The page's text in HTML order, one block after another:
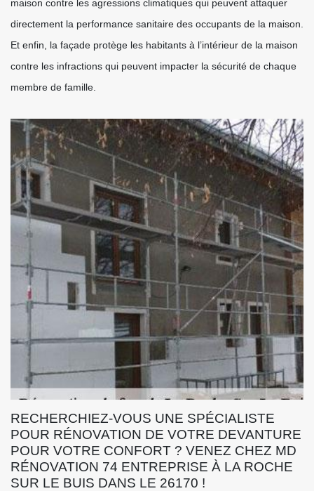
maison contre les agressions climatiques qui peuvent attaquer
directement la performance sanitaire des occupants de la maison.
Et enfin, la façade protège les habitants à l’intérieur de la maison
contre les infractions qui peuvent impacter la sécurité de chaque
membre de famille.
RECHERCHIEZ-VOUS UNE SPÉCIALISTE
POUR RÉNOVATION DE VOTRE DEVANTURE
POUR VOTRE CONFORT ? VENEZ CHEZ MD
RÉNOVATION 74 ENTREPRISE À LA ROCHE
SUR LE BUIS DANS LE 26170 !